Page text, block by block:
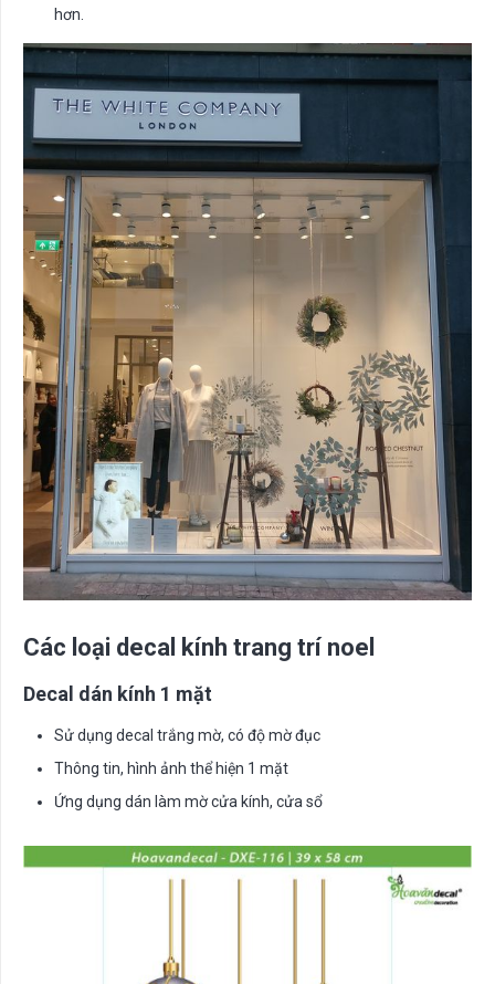
hơn.
Các loại decal kính trang trí noel
Decal dán kính 1 mặt
Sử dụng decal trắng mờ, có độ mờ đục
Thông tin, hình ảnh thể hiện 1 mặt
Ứng dụng dán làm mờ cửa kính, cửa sổ